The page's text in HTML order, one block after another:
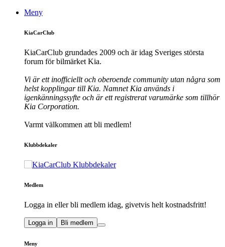
Meny
KiaCarClub
KiaCarClub grundades 2009 och är idag Sveriges största
forum för bilmärket Kia.
Vi är ett inofficiellt och oberoende community utan några som
helst kopplingar till Kia. Namnet Kia används i
igenkänningssyfte och är ett registrerat varumärke som tillhör
Kia Corporation.
Varmt välkommen att bli medlem!
Klubbdekaler
Medlem
Logga in eller bli medlem idag, givetvis helt kostnadsfritt!
Logga in Bli medlem
Meny